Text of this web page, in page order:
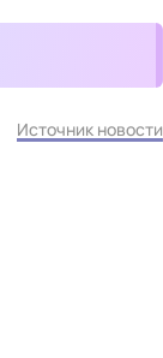
Источник новости